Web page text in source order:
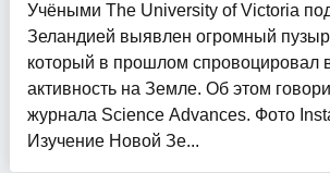
Учёными The University of Victoria
Зеландией выявлен огромный
который в прошлом спровоцировал
активность на Земле. Об этом
журнала Science Advances. Фото
Изучение Новой Зе...